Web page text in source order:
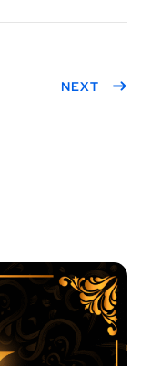
NEXT